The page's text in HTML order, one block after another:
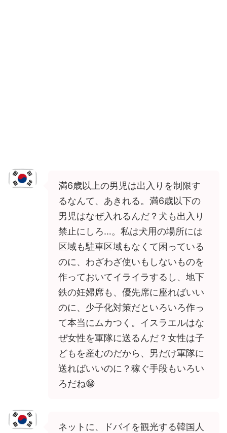
満6歳以上の男児は出入りを制限す
るなんて、あきれる。満6歳以下の
男児はなぜ入れるんだ？犬も出入り
禁止にしろ…。私は犬用の場所には
区域も駐車区域もなくて困っている
のに、わざわざ使いもしないものを
作っておいてイライラするし、地下
鉄の妊婦席も、優先席に座ればいい
のに、少子化対策だといろいろ作っ
て本当にムカつく。イスラエルはな
ぜ女性を軍隊に送るんだ？女性は子
どもを産むのだから、男だけ軍隊に
送ればいいのに？稼ぐ手段もいろい
ろだね😁
ネットに、ドバイを観光する韓国人